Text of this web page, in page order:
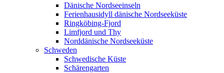
Dänische Nordseeinseln
Ferienhausidyll dänische Nordseeküste
Ringköbing-Fjord
Limfjord und Thy
Norddänische Nordseeküste
Schweden
Schwedische Küste
Schärengarten